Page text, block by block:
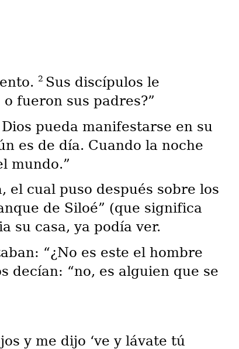
2 Sus discípulos le
fueron sus padres?”
pueda manifestarse en su
es de día. Cuando la noche
mundo.”
el cual puso después sobre los
de Siloé” (que significa
su casa, ya podía ver.
“¿No es este el hombre
decían: “no, es alguien que se
y me dijo ‘ve y lávate tú